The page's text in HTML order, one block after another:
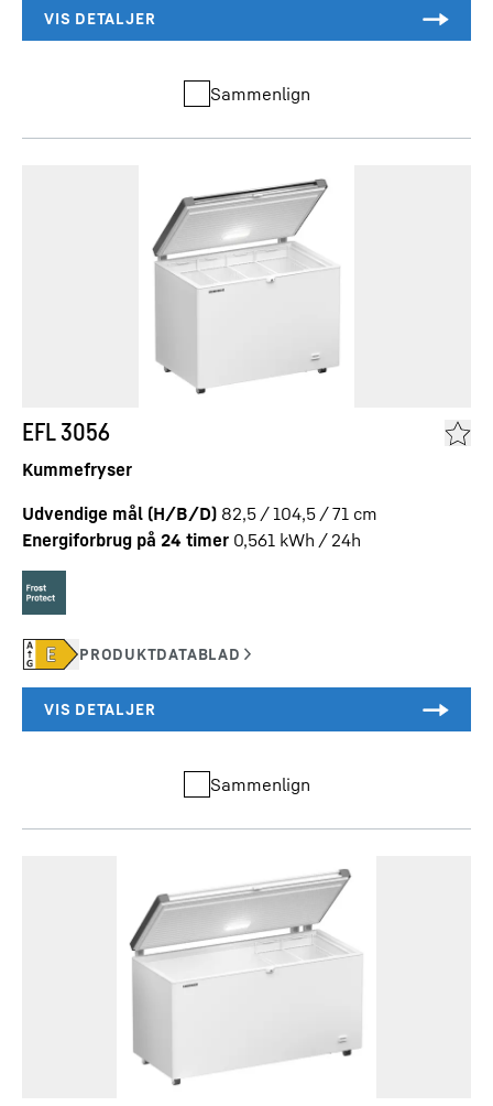
Sammenlign
EFL 3056
Kummefryser
Udvendige mål (H/B/D) 82,5 / 104,5 / 71 cm
Energiforbrug på 24 timer 0,561 kWh / 24h
Sammenlign